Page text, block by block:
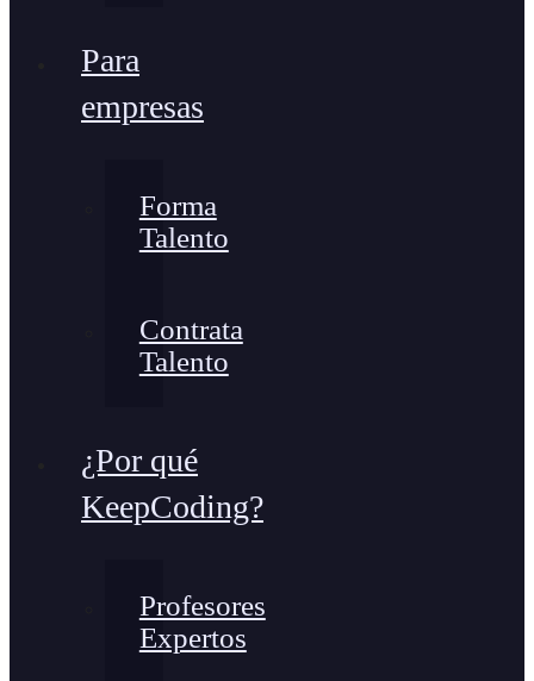
Para
empresas
Forma
Talento
Contrata
Talento
¿Por qué
KeepCoding?
Profesores
Expertos